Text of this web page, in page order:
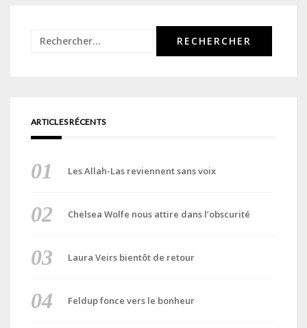
Rechercher :
ARTICLES RÉCENTS
Les Allah-Las reviennent sans voix
Chelsea Wolfe nous attire dans l’obscurité
Laura Veirs bientôt de retour
Feldup fonce vers le bonheur